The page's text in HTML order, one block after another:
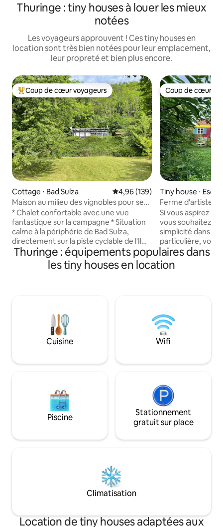
Thuringe : tiny houses à louer les mieux
notées
Les voyageurs approuvent ! Ces tiny houses en
location sont très bien notées pour leur emplacement,
leur propreté et bien plus encore.
Coups de cœur voyageurs les plus appréciés
Coup de cœur voyageurs
Cottage ⋅ Bad Sulza Évaluation moyenne sur la
4,96 (139)
Maison au milieu des vignobles pour se
détendre
* Chalet confortable avec une vue
fantastique sur la campagne * Situation
calme à la périphérie de Bad Sulza,
directement sur la piste cyclable de l'Ilm
* Parc et établissements thermaux,
thermes de Toscane, Gradierwerk,
piscine extérieure, vignobles,
terrasse avec barbecue * Chambre à
coucher avec lit double, canapé pliant
dans le salon * Nouvelle salle de bain
avec douche à effet pluie & WC * Terrain
flexible
Coup de cœur
Coup de cœur
Tiny house ⋅
Ferme d'artistes
chantier et
Si vous aspirez à
vous souhaitez
simplicité dans
particulière, vous
roulotte de forain
avec poêle à bois
cour d'artiste
invite à profiter,
Que ce soit pour
faire des
naturel régional
Thuringe : équipements populaires dans
les tiny houses en location
Cuisine Wifi
Piscine
Stationnement
gratuit sur place
Climatisation
Location de tiny houses adaptées aux